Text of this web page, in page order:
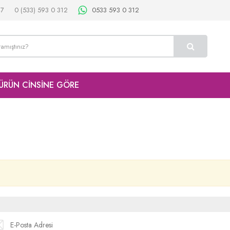
0 (533) 593 0 312 0533 593 0 312
CİNSİNE GÖRE